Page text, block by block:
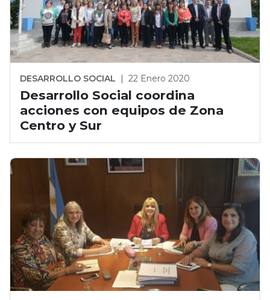
DESARROLLO SOCIAL | 22 Enero 2020
Desarrollo Social coordina
acciones con equipos de Zona
Centro y Sur